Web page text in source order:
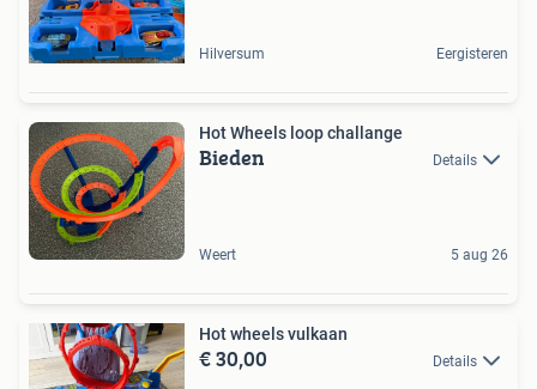
Hilversum Eergisteren
Hot Wheels loop challange
Bieden Details
Weert 5 aug 26
Hot wheels vulkaan
€ 30,00 Details